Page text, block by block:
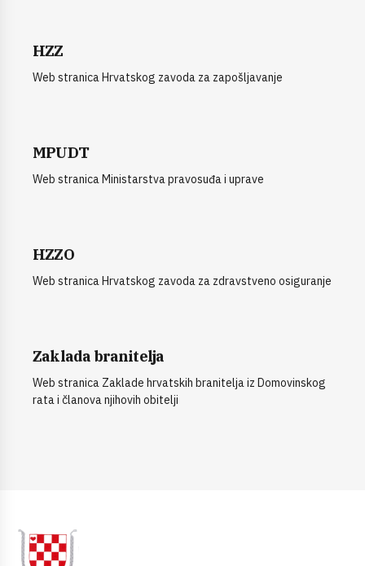
HZZ
Web stranica Hrvatskog zavoda za zapošljavanje
MPUDT
Web stranica Ministarstva pravosuđa i uprave
HZZO
Web stranica Hrvatskog zavoda za zdravstveno osiguranje
Zaklada branitelja
Web stranica Zaklade hrvatskih branitelja iz Domovinskog
rata i članova njihovih obitelji